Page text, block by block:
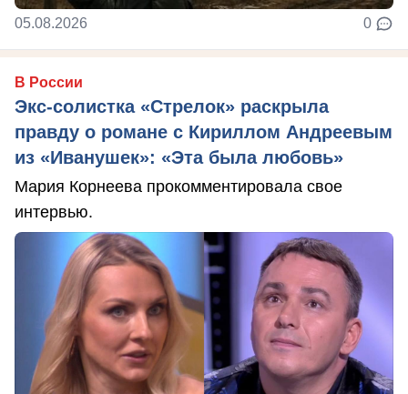
05.08.2026 0
В России
Экс-солистка «Стрелок» раскрыла
правду о романе с Кириллом Андреевым
из «Иванушек»: «Эта была любовь»
Мария Корнеева прокомментировала свое
интервью.